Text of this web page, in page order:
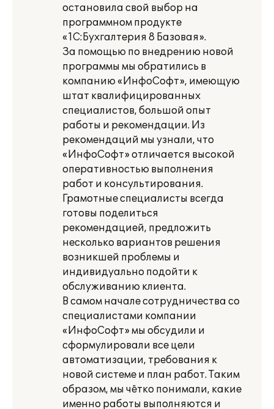
остановила свой выбор на
программном продукте
«1С:Бухгалтерия 8 Базовая».
За помощью по внедрению новой
программы мы обратились в
компанию «ИнфоСофт», имеющую
штат квалифицированных
специалистов, большой опыт
работы и рекомендации. Из
рекомендаций мы узнали, что
«ИнфоСофт» отличается высокой
оперативностью выполнения
работ и консультирования.
Грамотные специалисты всегда
готовы поделиться
рекомендацией, предложить
несколько вариантов решения
возникшей проблемы и
индивидуально подойти к
обслуживанию клиента.
В самом начале сотрудничества со
специалистами компании
«ИнфоСофт» мы обсудили и
сформулировали все цели
автоматизации, требования к
новой системе и план работ. Таким
образом, мы чётко понимали, какие
именно работы выполняются и